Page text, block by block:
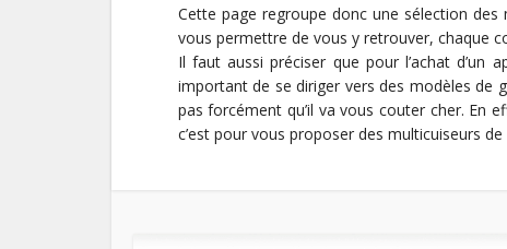
Cette page regroupe donc une sélection
vous permettre de vous y retrouver, chaque
Il faut aussi préciser que pour l’achat d’un
important de se diriger vers des modèles de
pas forcément qu’il va vous couter cher. En
c’est pour vous proposer des multicuiseurs de